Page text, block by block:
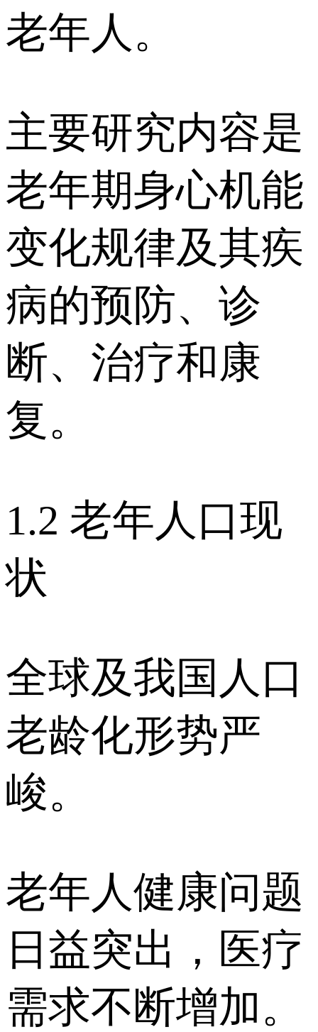
老年人。
主要研究内容是
老年期身心机能
变化规律及其疾
病的预防、诊
断、治疗和康
复。
1.2 老年人口现
状
全球及我国人口
老龄化形势严
峻。
老年人健康问题
日益突出，医疗
需求不断增加。